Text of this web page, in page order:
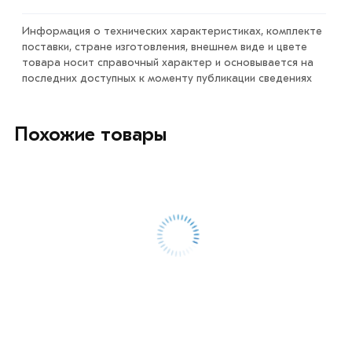
профессиональные менеджеры обработают заказ и
свяжутся с Вами для согласования условий доставки
или самовывоза.
купленного товарa в течение 7 дней (наличие чека
Информация о технических характеристиках, комплекте
поставки, стране изготовления, внешнем виде и цвете
товара носит справочный характер и основывается на
последних доступных к моменту публикации сведениях
Похожие товары